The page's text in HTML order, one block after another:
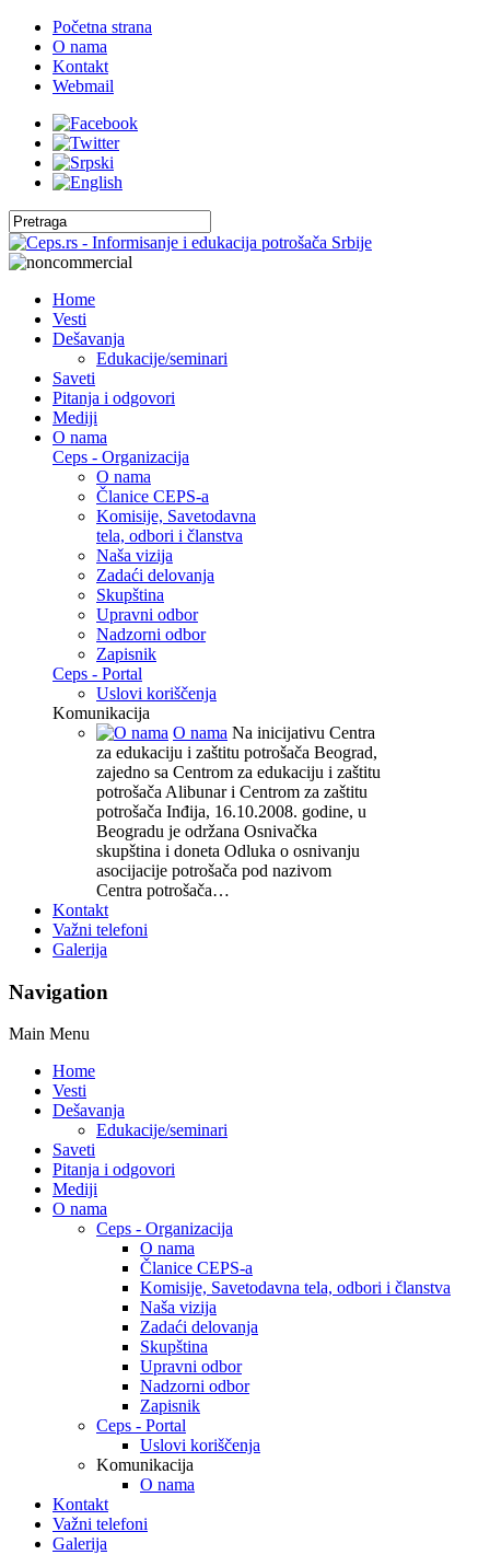
Početna strana
O nama
Kontakt
Webmail
Home
Vesti
Dešavanja
Edukacije/seminari
Saveti
Pitanja i odgovori
Mediji
O nama
Ceps - Organizacija
O nama
Članice CEPS-a
Komisije, Savetodavna
tela, odbori i članstva
Naša vizija
Zadaći delovanja
Skupština
Upravni odbor
Nadzorni odbor
Zapisnik
Ceps - Portal
Uslovi koriščenja
Komunikacija
O nama Na inicijativu Centra
za edukaciju i zaštitu potrošača Beograd,
zajedno sa Centrom za edukaciju i zaštitu
potrošača Alibunar i Centrom za zaštitu
potrošača Inđija, 16.10.2008. godine, u
Beogradu je održana Osnivačka
skupština i doneta Odluka o osnivanju
asocijacije potrošača pod nazivom
Centra potrošača…
Kontakt
Važni telefoni
Galerija
Navigation
Main Menu
Home
Vesti
Dešavanja
Edukacije/seminari
Saveti
Pitanja i odgovori
Mediji
O nama
Ceps - Organizacija
O nama
Članice CEPS-a
Komisije, Savetodavna tela, odbori i članstva
Naša vizija
Zadaći delovanja
Skupština
Upravni odbor
Nadzorni odbor
Zapisnik
Ceps - Portal
Uslovi koriščenja
Komunikacija
O nama
Kontakt
Važni telefoni
Galerija